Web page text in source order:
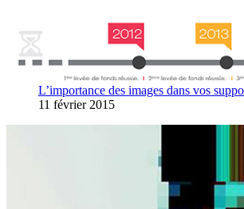
L’importance des images dans vos
11 février 2015